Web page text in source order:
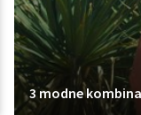
3 modne